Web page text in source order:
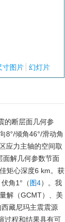
寸图片 幻灯片
的断层面几何参
8°/倾角46°/滑动角
应力主轴的空间取
面解几何参数节面
矩心深度6 km。获
角1°（图4）。我
解（GCMT）、美
藏尼玛主震震源
过程和结果具有可